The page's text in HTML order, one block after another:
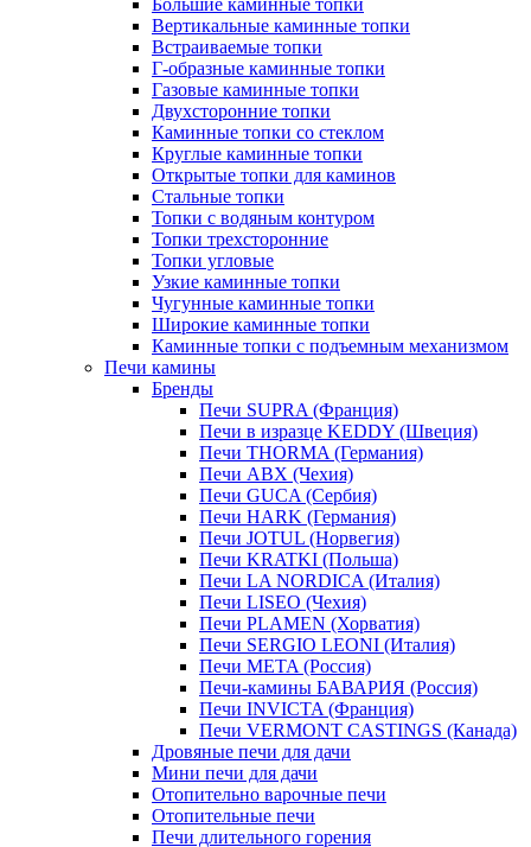
Большие каминные топки
Вертикальные каминные топки
Встраиваемые топки
Г-образные каминные топки
Газовые каминные топки
Двухсторонние топки
Каминные топки со стеклом
Круглые каминные топки
Открытые топки для каминов
Стальные топки
Топки с водяным контуром
Топки трехсторонние
Топки угловые
Узкие каминные топки
Чугунные каминные топки
Широкие каминные топки
Каминные топки с подъемным механизмом
Печи камины
Бренды
Печи SUPRA (Франция)
Печи в изразце KEDDY (Швеция)
Печи THORMA (Германия)
Печи ABX (Чехия)
Печи GUCA (Сербия)
Печи HARK (Германия)
Печи JOTUL (Норвегия)
Печи KRATKI (Польша)
Печи LA NORDICA (Италия)
Печи LISEO (Чехия)
Печи PLAMEN (Хорватия)
Печи SERGIO LEONI (Италия)
Печи META (Россия)
Печи-камины БАВАРИЯ (Россия)
Печи INVICTA (Франция)
Печи VERMONT CASTINGS (Канада)
Дровяные печи для дачи
Мини печи для дачи
Отопительно варочные печи
Отопительные печи
Печи длительного горения